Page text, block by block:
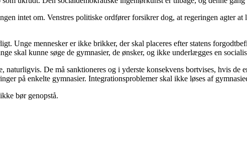
intet om. Venstres politiske ordfører forsikrer dog, at regeringen agter at
Unge mennesker er ikke brikker, der skal placeres efter statens
skal kunne søge de gymnasier, de ønsker, og ikke underlægges en
De må sanktioneres og i yderste konsekvens bortvises, hvis de
på enkelte gymnasier. Integrationsproblemer skal ikke løses af
bør genopstå.